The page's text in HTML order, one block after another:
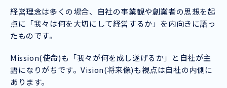
経営理念は多くの場合、自社の事業観や創業者の思想を起
点に「我々は何を大切にして経営するか」を内向きに語っ
たものです。
Mission(使命)も「我々が何を成し遂げるか」と自社が主
語になりがちです。Vision(将来像)も視点は自社の内側に
あります。